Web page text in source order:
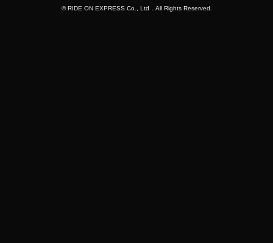
© RIDE ON EXPRESS Co., Ltd．All Rights Reserved.